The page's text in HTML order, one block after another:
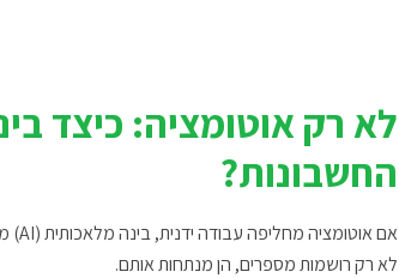
לא רק אוטומציה: כיצד
החשבונות?
אם אוטומציה מחליפה עבודה ידנית,בינה מלאכותית
לא רק רושמות מספרים, הן מנתחות אותם.